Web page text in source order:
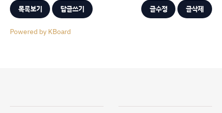
목록보기 답글쓰기 글수정 글삭제
Powered by KBoard